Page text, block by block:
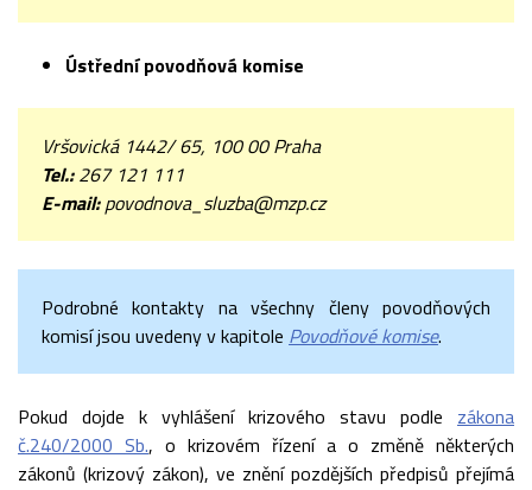
Ústřední povodňová komise
Vršovická 1442/ 65, 100 00 Praha
Tel.:267 121 111
E-mail:povodnova_sluzba@mzp.cz
Podrobné kontakty na všechny členy povodňových
komisí jsou uvedeny v kapitole Povodňové komise.
Pokud dojde k vyhlášení krizového stavu podle zákona
č.240/2000 Sb., o krizovém řízení a o změně některých
zákonů (krizový zákon), ve znění pozdějších předpisů přejímá